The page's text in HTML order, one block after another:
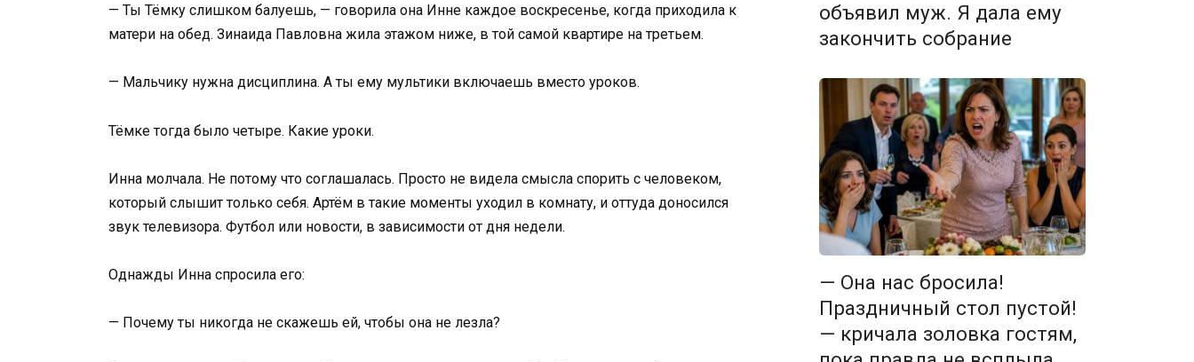
— Ты Тёмку слишком балуешь, — говорила она Инне каждое воскресенье, когда приходила к
матери на обед. Зинаида Павловна жила этажом ниже, в той самой квартире на третьем.
— Мальчику нужна дисциплина. А ты ему мультики включаешь вместо уроков.
Тёмке тогда было четыре. Какие уроки.
Инна молчала. Не потому что соглашалась. Просто не видела смысла спорить с человеком,
который слышит только себя. Артём в такие моменты уходил в комнату, и оттуда доносился
звук телевизора. Футбол или новости, в зависимости от дня недели.
Однажды Инна спросила его:
— Почему ты никогда не скажешь ей, чтобы она не лезла?
объявил муж. Я дала ему
закончить собрание
— Она нас бросила!
Праздничный стол пустой!
— кричала золовка гостям,